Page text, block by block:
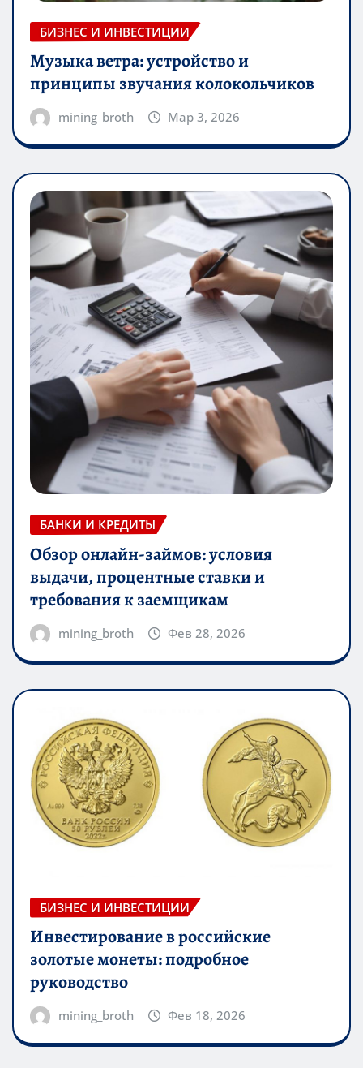
БИЗНЕС И ИНВЕСТИЦИИ
Музыка ветра: устройство и
принципы звучания колокольчиков
mining_broth Мар 3, 2026
БАНКИ И КРЕДИТЫ
Обзор онлайн-займов: условия
выдачи, процентные ставки и
требования к заемщикам
mining_broth Фев 28, 2026
БИЗНЕС И ИНВЕСТИЦИИ
Инвестирование в российские
золотые монеты: подробное
руководство
mining_broth Фев 18, 2026